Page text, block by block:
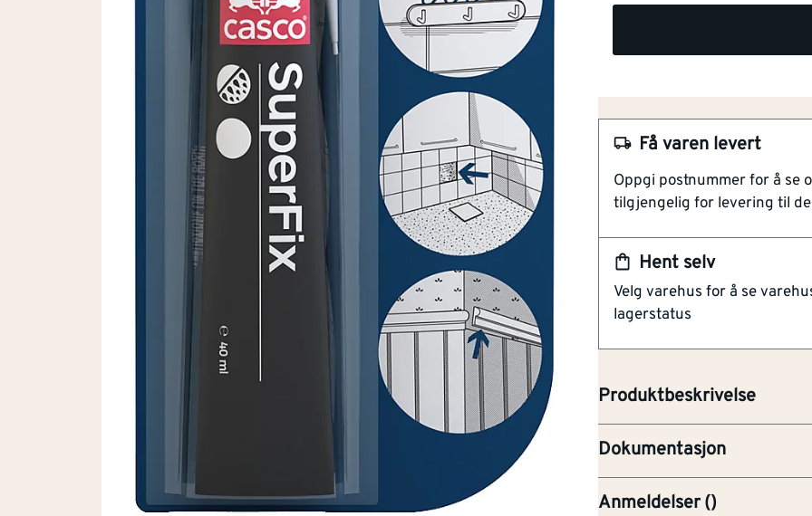
Hent selv
Velg varehus for å se
lagerstatus
Få varen levert
Oppgi postnummer for å se
tilgjengelig for levering til
Produktbeskrivelse
Artikkelnummer 101120221
Sterkt og allsidig
På brukes på de fleste
Sterkt og allsidig
materialer både ute og inne,
på fuktige flater (herder
Dokumentasjon
A20-2016
BRO-Brosjyre
EC1-PLUS
HEA02
PRE-Produktdatablad
Anmeldelser()